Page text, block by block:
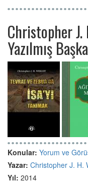
Christopher
Yazılmış
Konular: Yorum ve
Yazar: Christopher J. H.
Yıl: 2014